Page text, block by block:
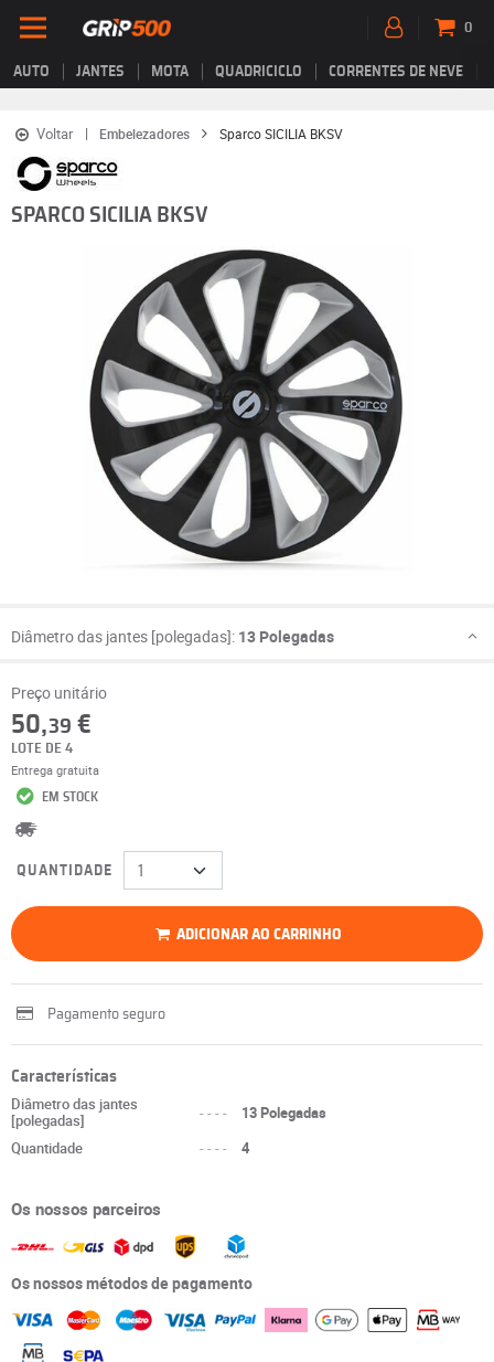
AUTO JANTES MOTA QUADRICICLO CORRENTES DE NEVE
0
Voltar Embelezadores Sparco SICILIA BKSV
SPARCO SICILIA BKSV
Diâmetro das jantes [polegadas]: 13 Polegadas
Preço unitário
50,39 €
LOTE DE 4
Entrega gratuita
EM STOCK
QUANTIDADE
ADICIONAR AO CARRINHO
Pagamento seguro
Características
Diâmetro das jantes
[polegadas]
----
13 Polegadas
Quantidade
---- 4
Os nossos parceiros
Os nossos métodos de pagamento